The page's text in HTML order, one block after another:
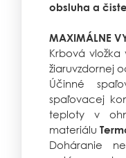
obsluha a
MAXIMÁLNE
Krbová vložka
žiaruvzdornej
Účinné
spaľovacej
teploty v
materiálu
Doháranie